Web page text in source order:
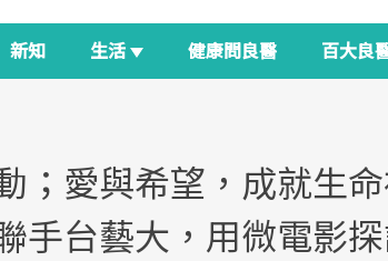
新知 生活 健康問良醫 百大良
；愛與希望，成就生
手台藝大，用微電影